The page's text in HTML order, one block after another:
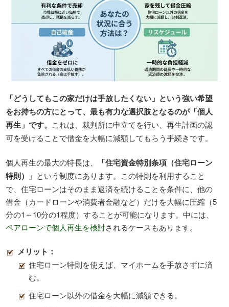
「どうしてもこの家だけは手放したくない」という強い希望
をお持ちの方にとって、最も有力な選択肢となるのが「個人
再生」です。 これは、裁判所に申立てを行い、再生計画の認
可を受けることで借金を大幅に減額してもらう手続きです。
個人再生の最大の特長は、
「住宅資金特別条項（住宅ローン
特則）」 という制度にあります。この特則を利用すること
で、住宅ローンはそのまま返済を続けることを条件に、他の
借金（カードローンや消費者金融など）だけを大幅に圧縮（5
分の1～10分の1程度）することが可能になります。中には、
ペアローンで個人再生を検討されるケースもあります。
メリット：
住宅ローン特則を使えば、マイホームを手放さずに済
む。
住宅ローン以外の借金を大幅に減額できる。